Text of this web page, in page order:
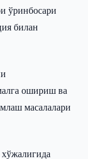
ўринбосари
билан
ошириш ва
масалалари